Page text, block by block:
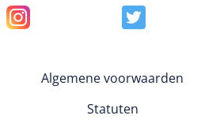
Algemene voorwaarden
Statuten